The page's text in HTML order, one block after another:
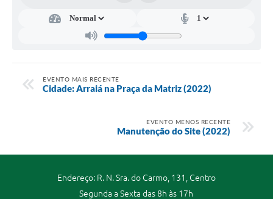
EVENTO MAIS RECENTE
Cidade: Arraiá na Praça da Matriz (2022)
EVENTO MENOS RECENTE
Manutenção do Site (2022)
Endereço: R. N. Sra. do Carmo, 131, Centro
Segunda a Sexta das 8h às 17h